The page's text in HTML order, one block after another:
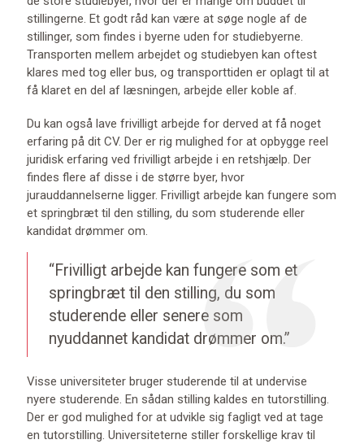
stillingerne. Et godt råd kan være at søge nogle af de
stillinger, som findes i byerne uden for studiebyerne.
Transporten mellem arbejdet og studiebyen kan oftest
klares med tog eller bus, og transporttiden er oplagt til at
få klaret en del af læsningen, arbejde eller koble af.
Du kan også lave frivilligt arbejde for derved at få noget
erfaring på dit CV. Der er rig mulighed for at opbygge reel
juridisk erfaring ved frivilligt arbejde i en retshjælp. Der
findes flere af disse i de større byer, hvor
jurauddannelserne ligger. Frivilligt arbejde kan fungere som
et springbræt til den stilling, du som studerende eller
kandidat drømmer om.
“Frivilligt arbejde kan fungere som et
springbræt til den stilling, du som
studerende eller senere som
nyuddannet kandidat drømmer om.”
Visse universiteter bruger studerende til at undervise
nyere studerende. En sådan stilling kaldes en tutorstilling.
Der er god mulighed for at udvikle sig fagligt ved at tage
en tutorstilling. Universiteterne stiller forskellige krav til